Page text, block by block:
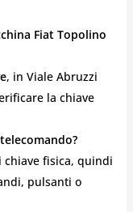
Fiat Topolino
, in Viale Abruzzi
la chiave
chiave fisica, quindi
pulsanti o